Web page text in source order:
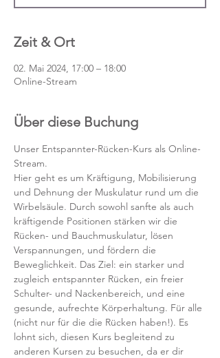
Zeit & Ort
02. Mai 2024, 17:00 – 18:00
Online-Stream
Über diese Buchung
Unser Entspannter-Rücken-Kurs als Online-
Stream.
Hier geht es um Kräftigung, Mobilisierung
und Dehnung der Muskulatur rund um die
Wirbelsäule. Durch sowohl sanfte als auch
kräftigende Positionen stärken wir die
Rücken- und Bauchmuskulatur, lösen
Verspannungen, und fördern die
Beweglichkeit. Das Ziel: ein starker und
zugleich entspannter Rücken, ein freier
Schulter- und Nackenbereich, und eine
gesunde, aufrechte Körperhaltung. Für alle
(nicht nur für die die Rücken haben!). Es
lohnt sich, diesen Kurs begleitend zu
anderen Kursen zu besuchen, da er dir